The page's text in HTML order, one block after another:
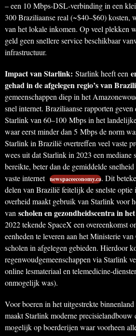
– een 10 Mbps-DSL-verbinding in een
300 Braziliaanse real (~$40–$60) kosten,
van het lokale inkomen. Op veel plekken
geld geen snellere service beschikbaar
infrastructuur.
Impact van Starlink: Starlink heeft een
gehad in de afgelegen regio’s van
gemeenschappen diep in het
snel internet. Braziliaanse rapporten
Starlink van 60–100 Mbps in het
waar eerst minder dan 5 Mbps de norm
Starlink in Brazilië overtreffen veel vaste
wees uit dat Starlink in 2023 een mediane
bereikte, beter dan de gemiddelde
vaste internet newspaceeconomy.ca. Dit
delen van Brazilië feitelijk de snelste optie
overheid maakt gebruik van Starlink voor
van scholen en gezondheidscentra in
2022 tekende SpaceX een overeenkomst
eenheden te leveren aan het Ministerie
scholen in afgelegen gebieden. Hierdoor
regenwoudgemeenschappen via Starlink
online lesmateriaal en telemedicine-
onmogelijk was).
Voor boeren in het uitgestrekte
maakt Starlink moderne precisielandbouw
mogelijk op boerderijen waar voorheen